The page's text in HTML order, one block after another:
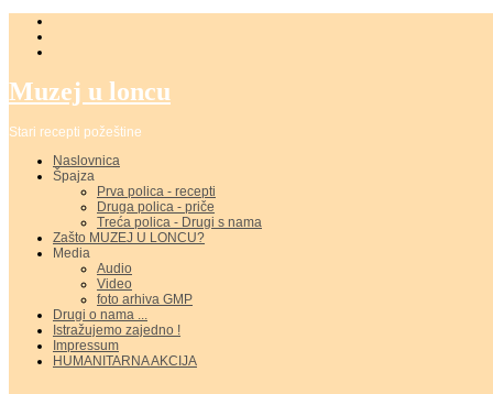
Muzej u loncu
Stari recepti požeštine
Naslovnica
Špajza
Prva polica - recepti
Druga polica - priče
Treća polica - Drugi s nama
Zašto MUZEJ U LONCU?
Media
Audio
Video
foto arhiva GMP
Drugi o nama ...
Istražujemo zajedno !
Impressum
HUMANITARNA AKCIJA